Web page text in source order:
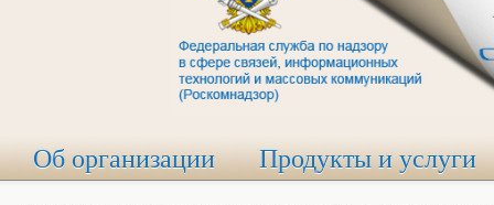
Об организации Продукты и услуги